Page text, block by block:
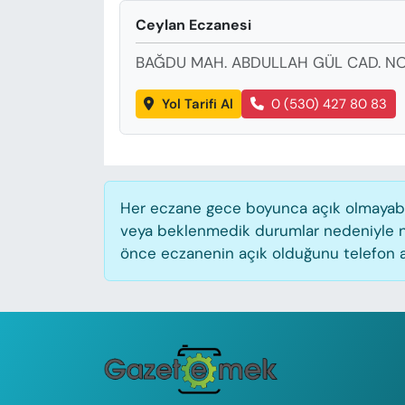
Ceylan Eczanesi
BAĞDU MAH. ABDULLAH GÜL CAD.
Yol Tarifi Al 0 (530) 427 80 83
Her eczane gece boyunca açık
veya beklenmedik durumlar nedeniyle
önce eczanenin açık olduğunu telefon
ÖZEL HABER
YAZAR KÖŞESİ
VAN VE DİYARBAKIR HABERLERİ